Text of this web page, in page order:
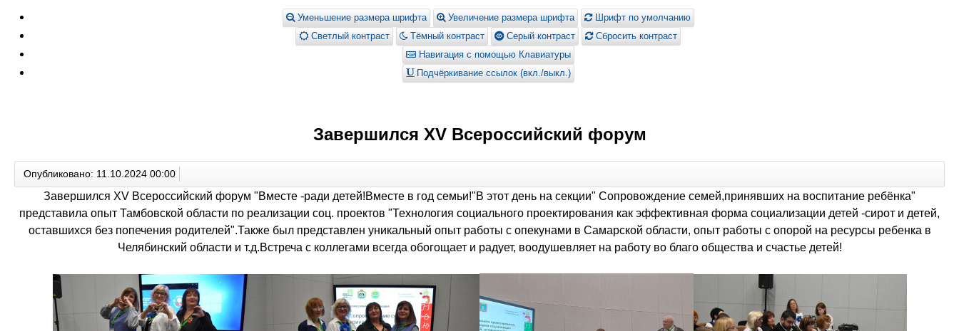
Уменьшение размера шрифта Увеличение размера шрифта
Шрифт по умолчанию
Светлый контраст
Тёмный контраст Серый контраст
Сбросить контраст
Навигация с помощью Клавиатуры
Подчёркивание ссылок (вкл./выкл.)
Завершился XV Всероссийский форум
Опубликовано: 11.10.2024 00:00
Завершился XV Всероссийский форум "Вместе -ради детей!Вместе в год семьи!"В этот день на секции" Сопровождение семей,принявших на воспитание ребёнка"
представила опыт Тамбовской области по реализации соц. проектов "Технология социального проектирования как эффективная форма социализации детей -сирот и детей,
оставшихся без попечения родителей".Также был представлен уникальный опыт работы с опекунами в Самарской области, опыт работы с опорой на ресурсы ребенка в
Челябинский области и т.д.Встреча с коллегами всегда обогощает и радует, воодушевляет на работу во благо общества и счастье детей!